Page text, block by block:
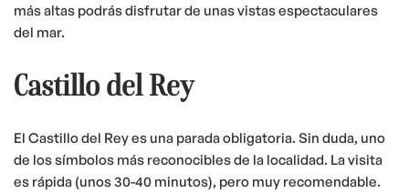
más altas podrás disfrutar de unas vistas espectaculares
del mar.
Castillo del Rey
El Castillo del Rey es una parada obligatoria. Sin duda, uno
de los símbolos más reconocibles de la localidad. La visita
es rápida (unos 30-40 minutos), pero muy recomendable.